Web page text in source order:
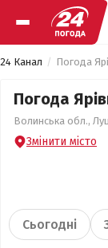
24 Канал Погода
Погода
Волинська обл.,
Змінити місто
Сьогодні